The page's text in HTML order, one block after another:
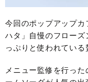
今回のポップアップカ
ハタ」自慢のフローズ
っぷりと使われている
メニュー監修を行っ